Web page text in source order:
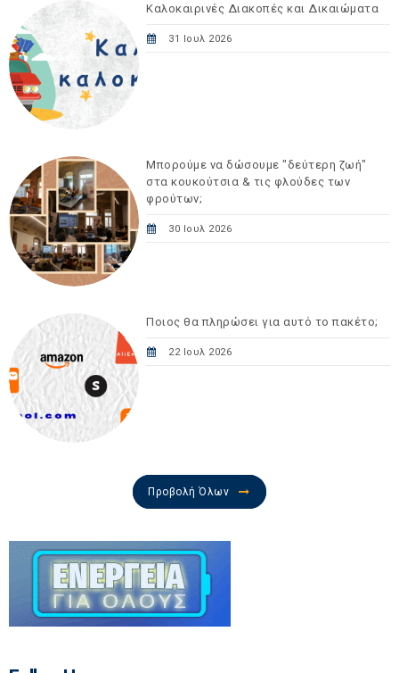
Καλοκαιρινές Διακοπές και Δικαιώματα
31 Ιουλ 2026
Μπορούμε να δώσουμε "δεύτερη ζωή"
στα κουκούτσια & τις φλούδες των
φρούτων;
30 Ιουλ 2026
Ποιος θα πληρώσει για αυτό το πακέτο;
22 Ιουλ 2026
Προβολή Όλων